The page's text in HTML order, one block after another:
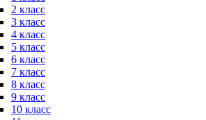
2 класс
3 класс
4 класс
5 класс
6 класс
7 класс
8 класс
9 класс
10 класс